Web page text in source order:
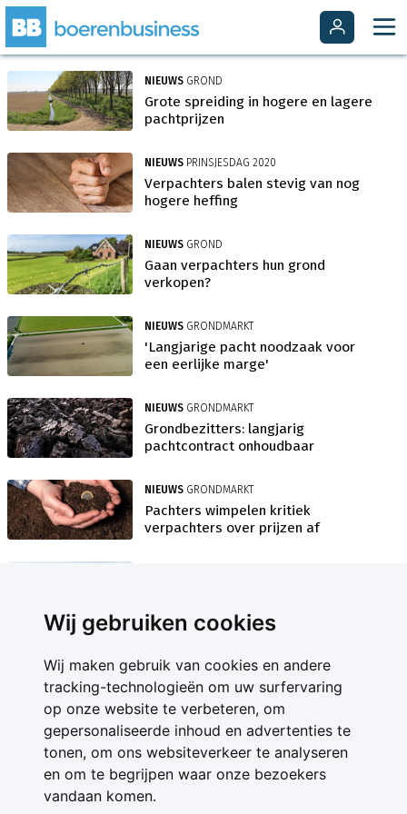
Wij gebruiken cookies
Wij maken gebruik van cookies en andere
tracking-technologieën om uw surfervaring
op onze website te verbeteren, om
gepersonaliseerde inhoud en advertenties te
tonen, om ons websiteverkeer te analyseren
en om te begrijpen waar onze bezoekers
vandaan komen.
NIEUWS GROND
Grote spreiding in hogere en lagere
pachtprijzen
NIEUWS PRINSJESDAG 2020
Verpachters balen stevig van nog
hogere heffing
NIEUWS GROND
Gaan verpachters hun grond
verkopen?
NIEUWS GRONDMARKT
'Langjarige pacht noodzaak voor
een eerlijke marge'
NIEUWS GRONDMARKT
Grondbezitters: langjarig
pachtcontract onhoudbaar
NIEUWS GRONDMARKT
Pachters wimpelen kritiek
verpachters over prijzen af
Contact
Feedback
Nieuwsbrief
Adverteren